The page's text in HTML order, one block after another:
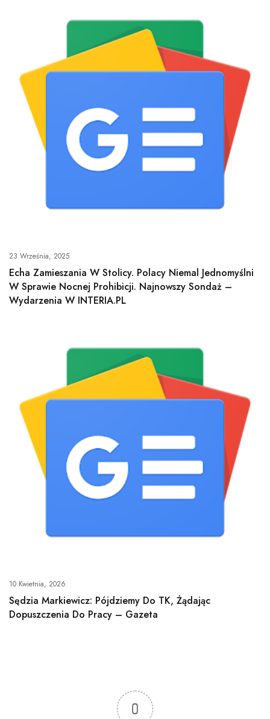
23 Września, 2025
Echa Zamieszania W Stolicy. Polacy Niemal Jednomyślni
W Sprawie Nocnej Prohibicji. Najnowszy Sondaż –
Wydarzenia W INTERIA.PL
10 Kwietnia, 2026
Sędzia Markiewicz: Pójdziemy Do TK, Żądając
Dopuszczenia Do Pracy – Gazeta
0